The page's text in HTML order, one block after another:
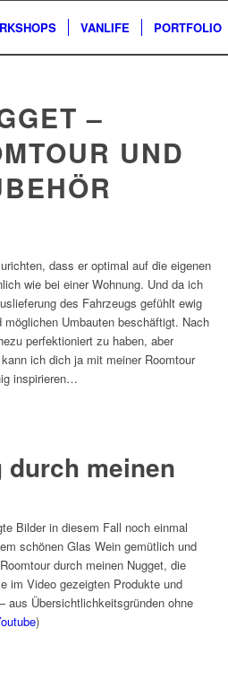
VANLIFE PORTFOLIO
–
UND
dass er optimal auf die eigenen
wie bei einer Wohnung. Und da ich
des Fahrzeugs gefühlt ewig
Umbauten beschäftigt. Nach
perfektioniert zu haben, aber
ich dich ja mit meiner Roomtour
inspirieren…
meinen
Bilder in diesem Fall noch einmal
schönen Glas Wein gemütlich und
durch meinen Nugget, die
im Video gezeigten Produkte und
aus Übersichtlichkeitsgründen ohne
)